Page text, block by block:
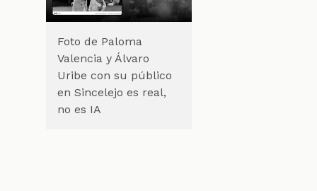
Foto de Paloma
Valencia y Álvaro
Uribe con su público
en Sincelejo es real,
no es IA